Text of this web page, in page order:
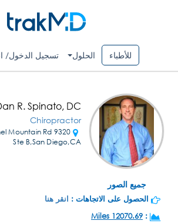
للأطباء الحلول تسجيل الدخول/
جميع الصور
R. Spinato, DC
Chiropractor
Mountain Rd
Ste B,San Diego,CA
الحصول على الاتجاهات : انقر هنا
:
12070.69 Miles